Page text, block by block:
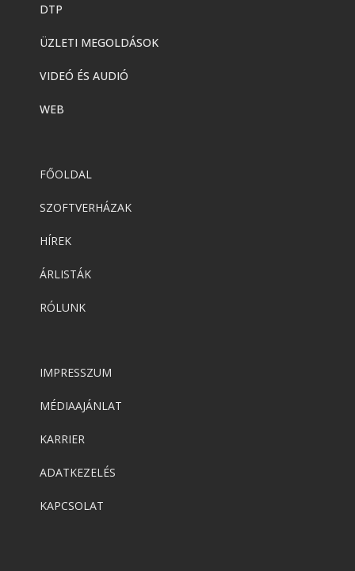
DTP
ÜZLETI MEGOLDÁSOK
VIDEÓ ÉS AUDIÓ
WEB
FŐOLDAL
SZOFTVERHÁZAK
HÍREK
ÁRLISTÁK
RÓLUNK
IMPRESSZUM
MÉDIAAJÁNLAT
KARRIER
ADATKEZELÉS
KAPCSOLAT